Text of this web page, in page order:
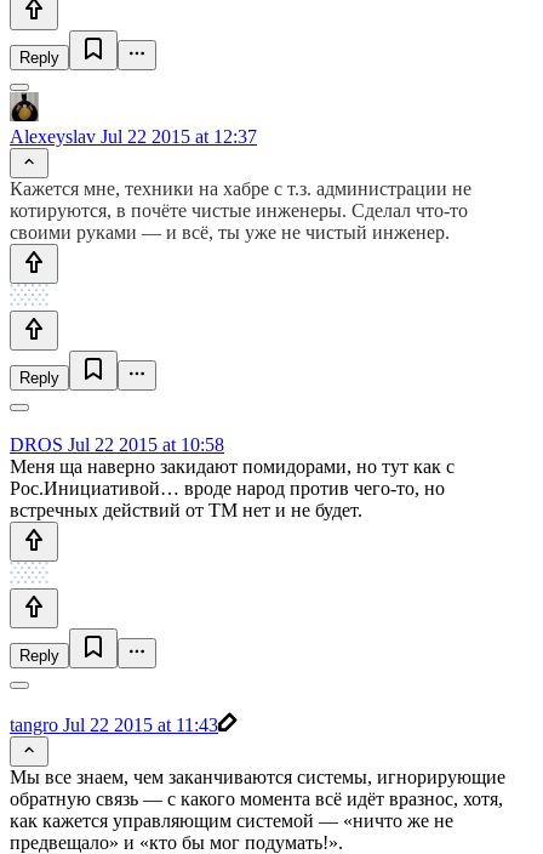
Reply
Alexeyslav Jul 22 2015 at 12:37
Кажется мне, техники на хабре с т.з. администрации не
котируются, в почёте чистые инженеры. Сделал что-то
своими руками — и всё, ты уже не чистый инженер.
Reply
DROS Jul 22 2015 at 10:58
Меня ща наверно закидают помидорами, но тут как с
Рос.Инициативой… вроде народ против чего-то, но
встречных действий от ТМ нет и не будет.
Reply
tangro Jul 22 2015 at 11:43
Мы все знаем, чем заканчиваются системы, игнорирующие
обратную связь — с какого момента всё идёт вразнос, хотя,
как кажется управляющим системой — «ничто же не
предвещало» и «кто бы мог подумать!».